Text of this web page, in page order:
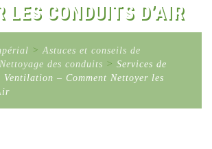
LES CONDUITS D’AIR
>Astuces et conseils de
Nettoyage des conduits > Services de
Ventilation – Comment Nettoyer les